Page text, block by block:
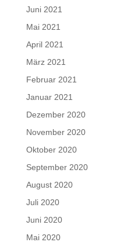
Juni 2021
Mai 2021
April 2021
März 2021
Februar 2021
Januar 2021
Dezember 2020
November 2020
Oktober 2020
September 2020
August 2020
Juli 2020
Juni 2020
Mai 2020